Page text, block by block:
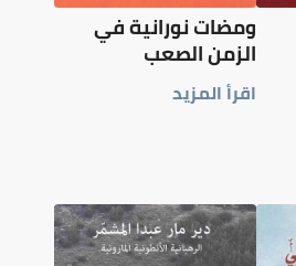
ومضات نورانية في
الزمن الصعب
اقرأ المزيد